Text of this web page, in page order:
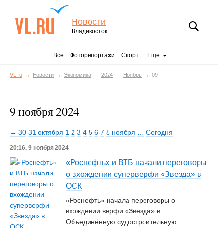
Новости
Владивосток
Все Фоторепортажи Спорт Еще
VL.ru Новости Экономика 2024 Ноябрь 09
9 ноября 2024
← 30 31 октября 1 2 3 4 5 6 7 8 ноября Сегодня
20:16, 9 ноября 2024
«Роснефть» и ВТБ начали переговоры
о вхождении суперверфи «Звезда» в
ОСК
«Роснефть» начала переговоры о
вхождении верфи «Звезда» в
Объединённую судостроительную